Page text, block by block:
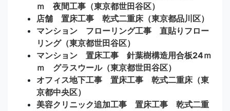
ｍ 夜間工事（東京都世田谷区）
店舗 置床工事 乾式二重床（東京都品川区）
マンション フローリング工事 直貼りフロー
リング（東京都世田谷区）
マンション 置床工事 針葉樹構造用合板24ｍ
ｍ グラスウール（東京都世田谷区）
オフィス地下工事 置床工事 乾式二重床（東
京都中央区）
美容クリニック追加工事 置床工事 乾式二重